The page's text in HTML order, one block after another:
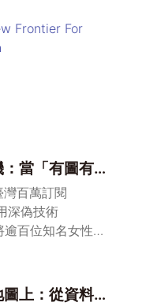
Frontier For
當「有圖有真
百萬訂閱
深偽技術
逾百位知名女性…
上：從資料主